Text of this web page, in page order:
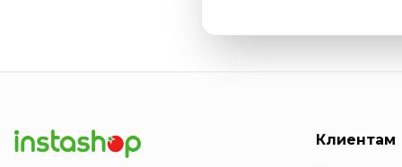
Клиентам